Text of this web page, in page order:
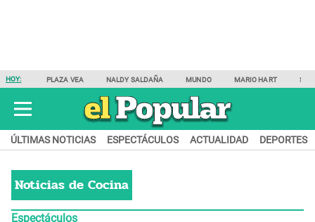
HOY: PLAZA VEA NALDY SALDAÑA MUNDO MARIO HART
ÚLTIMAS NOTICIAS ESPECTÁCULOS ACTUALIDAD DEPORTES
Noticias de Cocina
Espectáculos